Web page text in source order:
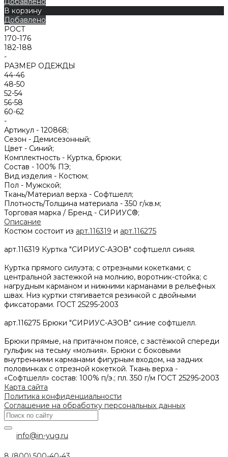
В корзину
Добавлено
РОСТ
170-176
182-188
-
РАЗМЕР ОДЕЖДЫ
44-46
48-50
52-54
56-58
60-62
-
Артикул - 120868;
Сезон - Демисезонный;
Цвет - Синий;
Комплектность - Куртка, брюки;
Состав - 100% ПЭ;
Вид изделия - Костюм;
Пол - Мужской;
Ткань/Материал верха - Софтшелл;
Плотность/Толщина материала -350 г/кв.м;
Торговая марка / Бренд - СИРИУС®;
Описание
Костюм состоит из арт.116319 и арт.116275
арт.116319 Куртка "СИРИУС-АЗОВ" софтшелл синяя.
Куртка прямого силуэта; с отрезными кокетками; с
центральной застежкой на молнию, воротник-стойка; с
нагрудным карманом и нижними карманами в рельефных
швах. Низ куртки стягивается резинкой с двойными
фиксаторами. ГОСТ 25295-2003
арт.116275 Брюки "СИРИУС-АЗОВ" синие софтшелл.
Брюки прямые, на притачном поясе, с застёжкой спереди
гульфик на тесьму «молния». Брюки с боковыми
внутренними карманами фигурным входом, на задних
половинках с отрезной кокеткой. Ткань верха -
«Софтшелл» состав: 100% п/э.; пл. 350 г/м ГОСТ 25295-2003
Карта сайта
Политика конфиденциальности
Соглашение на обработку персональных данных
info@in-yug.ru